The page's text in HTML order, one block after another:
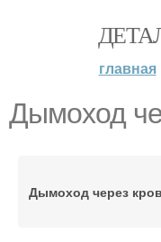
главная
Дымоход
Дымоход через